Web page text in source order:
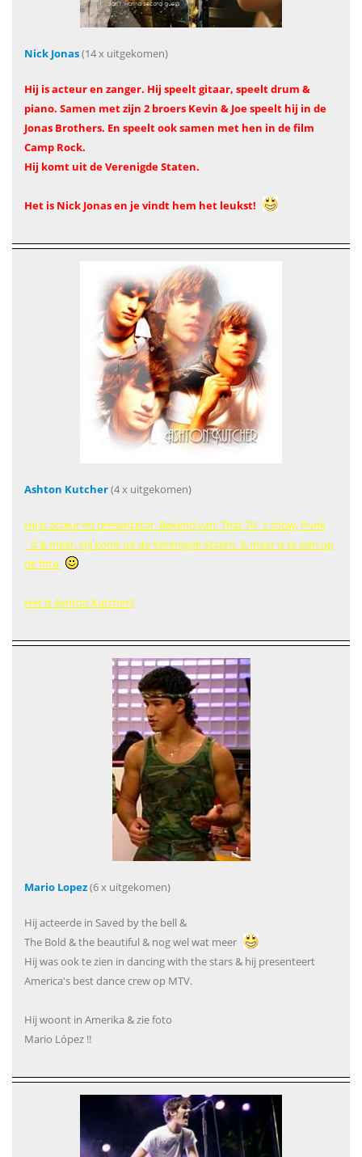
Nick Jonas(14 x uitgekomen)
Hij is acteur en zanger. Hij speelt gitaar, speelt drum &
piano. Samen met zijn 2 broers Kevin & Joe speelt hij in de
Jonas Brothers. En speelt ook samen met hen in de film
Camp Rock.
Hij komt uit de Verenigde Staten.
Het is Nick Jonas en je vindt hem het leukst!
Ashton Kutcher(4 x uitgekomen)
Hij is acteur en presentator. Bekend van: That 70´s show, Punk
´d & meer. Hij komt uit de Verenigde Staten. & meer is te zien op
de foto
Het is Ashton Kutcher!!
Mario Lopez(6 x uitgekomen)
Hij acteerde in Saved by the bell &
The Bold & the beautiful & nog wel wat meer
Hij was ook te zien in dancing with the stars & hij presenteert
America's best dance crew op MTV.
Hij woont in Amerika & zie foto
Mario López !!